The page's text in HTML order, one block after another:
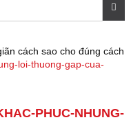
cách sao cho đúng cách
loi-thuong-gap-cua-
PHUC-NHUNG-